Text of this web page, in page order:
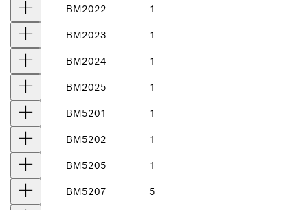
BM2022 1
BM2023 1
BM2024 1
BM2025 1
BM5201 1
BM5202 1
BM5205 1
BM5207 5